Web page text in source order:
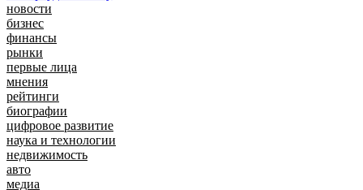
новости
бизнес
финансы
рынки
первые лица
мнения
рейтинги
биографии
цифровое развитие
наука и технологии
недвижимость
авто
медиа